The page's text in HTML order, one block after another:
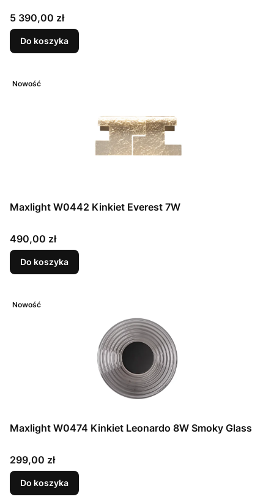
Cena
5 390,00 zł
Do koszyka
Nowość
Maxlight W0442 Kinkiet Everest 7W
Cena
490,00 zł
Do koszyka
Nowość
Maxlight W0474 Kinkiet Leonardo 8W Smoky Glass
Cena
299,00 zł
Do koszyka